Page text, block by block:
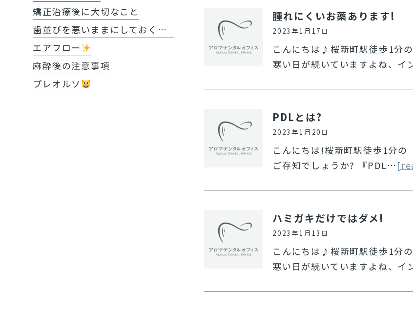
腫れにくいお薬あります!
2023年1月17日
こんにちは♪桜新町駅徒歩1分
寒い日が続いていますよね、イ
PDLとは?
2023年1月20日
こんにちは!桜新町駅徒歩1分の
ご存知でしょうか? 『PDL…
ハミガキだけではダメ!
2023年1月13日
こんにちは♪桜新町駅徒歩1分
寒い日が続いていますよね、イ
矯正治療後に大切なこと
歯並びを悪いままにしておくと?!
エアフロー
麻酔後の注意事項
プレオルソ